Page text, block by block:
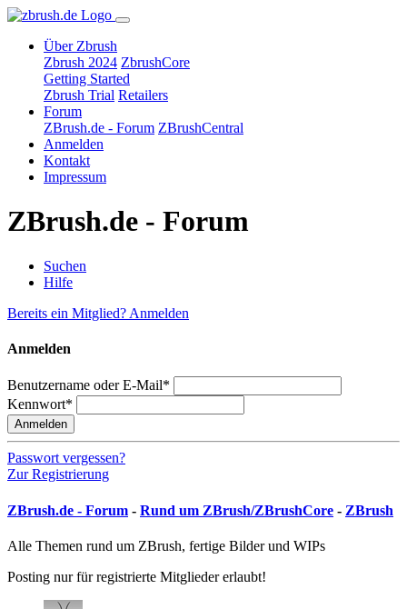
Über Zbrush
Zbrush 2024 ZbrushCore
Getting Started
Zbrush Trial Retailers
Forum
ZBrush.de - Forum ZBrushCentral
Anmelden
Kontakt
Impressum
ZBrush.de - Forum
Suchen
Hilfe
Bereits ein Mitglied? Anmelden
Anmelden
Benutzername oder E-Mail*
Kennwort*
Anmelden
Passwort vergessen?
Zur Registrierung
ZBrush.de - Forum - Rund um ZBrush/ZBrushCore - ZBrush
Alle Themen rund um ZBrush, fertige Bilder und WIPs
Posting nur für registrierte Mitglieder erlaubt!